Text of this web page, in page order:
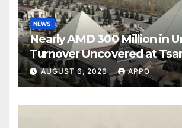
NEWS
Nearly AMD 300 Million in
Turnover Uncovered at
Owned Entertainment
AUGUST 6, 2026 APPO